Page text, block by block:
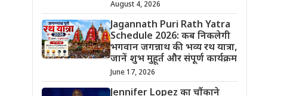
August 4, 2026
Jagannath Puri Rath Yatra
Schedule 2026: कब निकलेगी
भगवान जगन्नाथ की भव्य रथ यात्रा,
जानें शुभ मुहूर्त और संपूर्ण कार्यक्रम
June 17, 2026
Jennifer Lopez का चौंकाने